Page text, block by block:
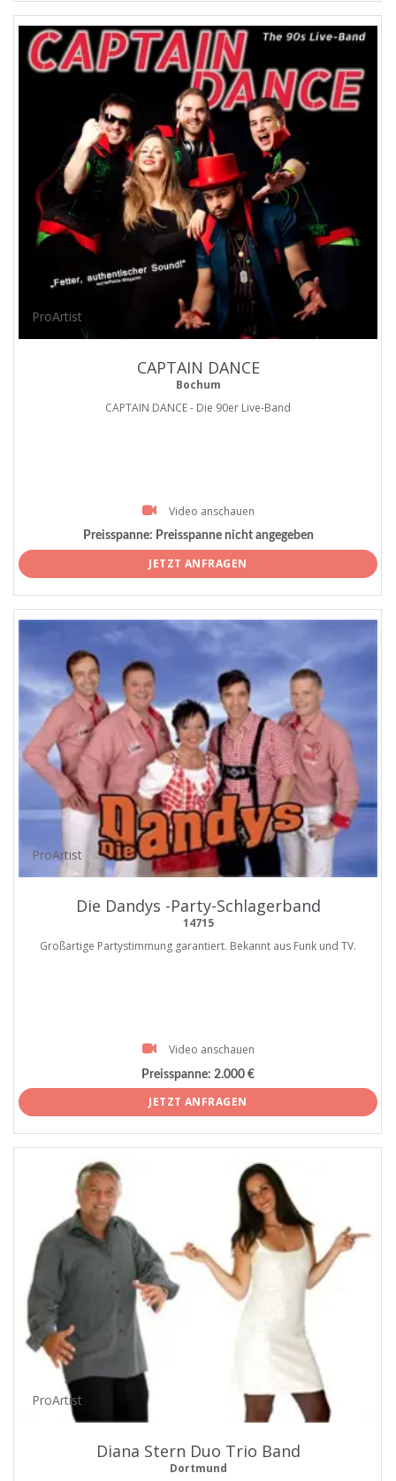
ProArtist
CAPTAIN DANCE
Bochum
CAPTAIN DANCE - Die 90er Live-Band
Video anschauen
Preisspanne: Preisspanne nicht angegeben
JETZT ANFRAGEN
ProArtist
Die Dandys -Party-Schlagerband
14715
Großartige Partystimmung garantiert. Bekannt aus Funk und TV.
Video anschauen
Preisspanne: 2.000 €
JETZT ANFRAGEN
ProArtist
Diana Stern Duo Trio Band
Dortmund